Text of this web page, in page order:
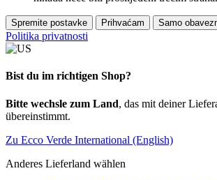
Spremite postavke Prihvaćam Samo
Politika privatnosti
Bist du im richtigen Shop?
Bitte wechsle zum Land, das mit deiner
übereinstimmt.
Zu Ecco Verde International (English)
Anderes Lieferland wählen